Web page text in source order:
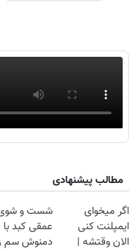
مطالب پیشنهادی
اگر میخوای
ایمپلنت کنی
الان وقتشه |
شست و
عمقی کبد با
دمنوش سم